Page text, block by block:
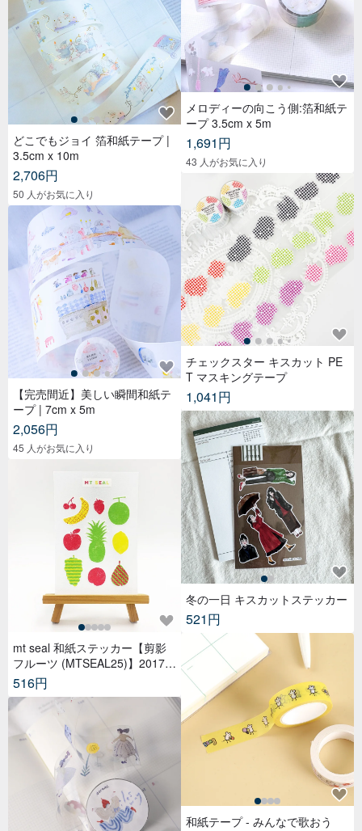
どこでもジョイ 箔和紙テープ |
3.5cm x 10m
2,706円
50 人がお気に入り
【完売間近】美しい瞬間和紙テ
ープ | 7cm x 5m
2,056円
45 人がお気に入り
mt seal 和紙ステッカー【剪影
フルーツ (MTSEAL25)】2017A
W
516円
メロディーの向こう側:箔和紙テ
ープ 3.5cm x 5m
1,691円
43 人がお気に入り
チェックスター キスカット PE
T マスキングテープ
1,041円
冬の一日 キスカットステッカー
521円
和紙テープ - みんなで歌おう